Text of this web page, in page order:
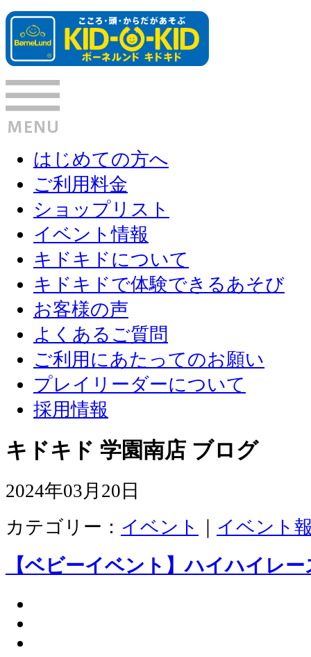
はじめての方へ
ご利用料金
ショップリスト
イベント情報
キドキドについて
キドキドで体験できるあそび
お客様の声
よくあるご質問
ご利用にあたってのお願い
プレイリーダーについて
採用情報
キドキド 学園南店 ブログ
2024年03月20日
カテゴリー： イベント イベント
【ベビーイベント】ハイハイレ